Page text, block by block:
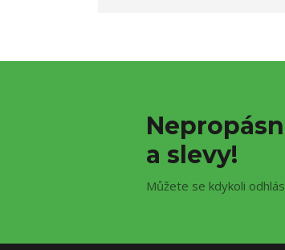
a slevy!
Můžete se kdykoli